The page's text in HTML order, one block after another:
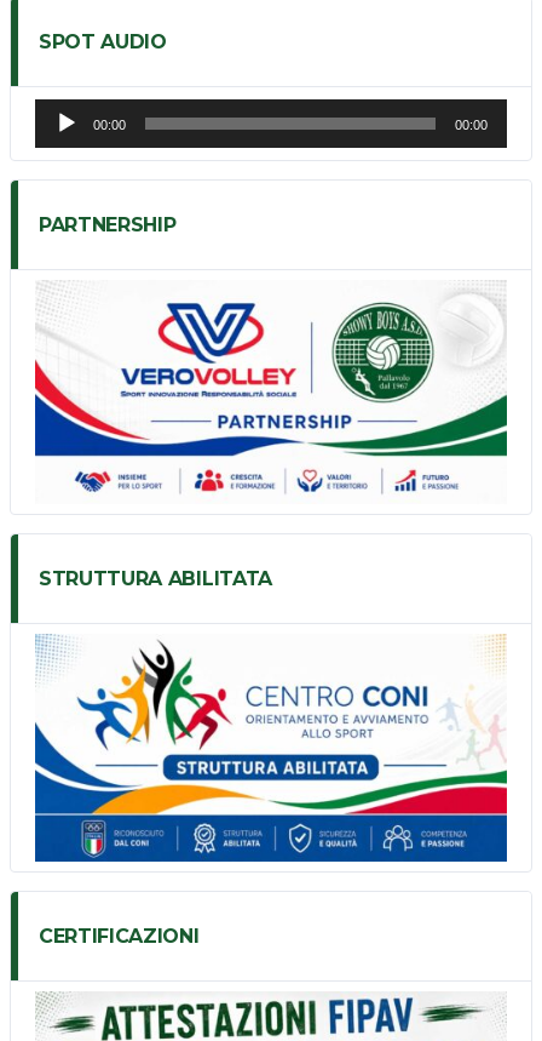
SPOT AUDIO
Audio
Player
00:00 00:00
PARTNERSHIP
STRUTTURA ABILITATA
CERTIFICAZIONI